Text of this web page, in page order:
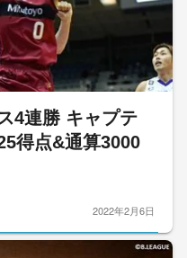
4連勝 キャプテ
得点&通算3000
2022年2月6日